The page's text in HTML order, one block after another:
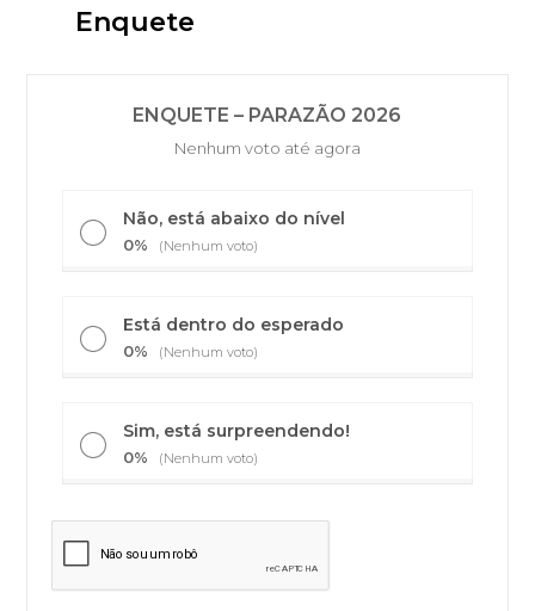
Enquete
ENQUETE – PARAZÃO 2026
Nenhum voto até agora
Não, está abaixo do nível
0% (Nenhum voto)
Está dentro do esperado
0% (Nenhum voto)
Sim, está surpreendendo!
0% (Nenhum voto)